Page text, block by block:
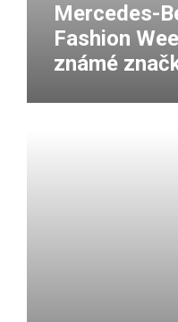
Mercedes-
Fashion
známé